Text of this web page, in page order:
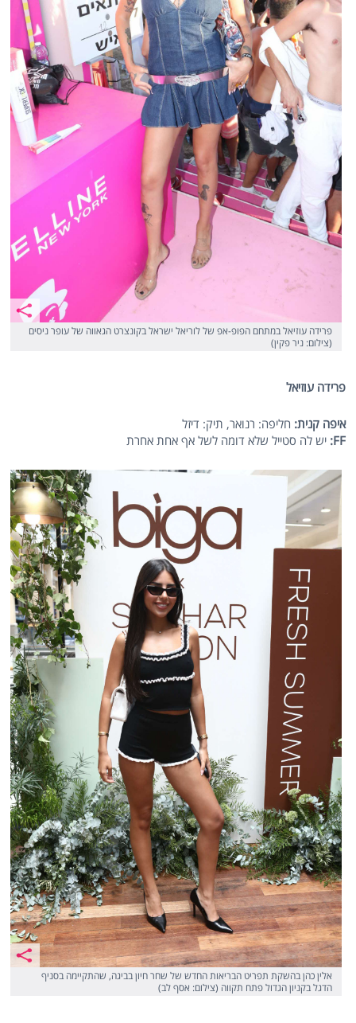
פרידה עוזיאל במתחם הפופ-אפ של לוריאל ישראל בקונצרט הגאווה של עופר ניסים
(צילום: ניר פקין)
פרידה עוזיאל
איפה קנית: חליפה: רנואר, תיק: דיזל
FF
: יש לה סטייל שלא דומה לשל אף אחת אחרת
אלין כהן בהשקת תפריט הבריאות החדש של שחר חיון בביגה, שהתקיימה בסניף
הדגל בקניון הגדול פתח תקווה (צילום: אסף לב)